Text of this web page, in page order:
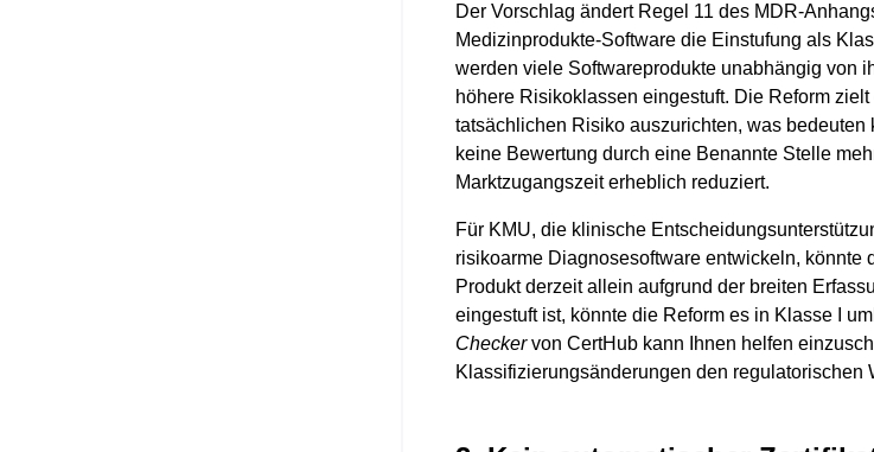
Der Vorschlag ändert Regel 11 des MDR-
Medizinprodukte-Software die Einstufung als
werden viele Softwareprodukte unabhängig von
höhere Risikoklassen eingestuft. Die Reform
tatsächlichen Risiko auszurichten, was
keine Bewertung durch eine Benannte Stelle
Marktzugangszeit erheblich reduziert.
Für KMU, die klinische
risikoarme Diagnosesoftware entwickeln, könnte
Produkt derzeit allein aufgrund der breiten
eingestuft ist, könnte die Reform es in Klasse I
Checkervon CertHub kann Ihnen helfen
Klassifizierungsänderungen den regulatorischen